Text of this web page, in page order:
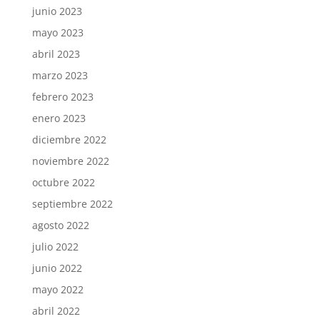
junio 2023
mayo 2023
abril 2023
marzo 2023
febrero 2023
enero 2023
diciembre 2022
noviembre 2022
octubre 2022
septiembre 2022
agosto 2022
julio 2022
junio 2022
mayo 2022
abril 2022